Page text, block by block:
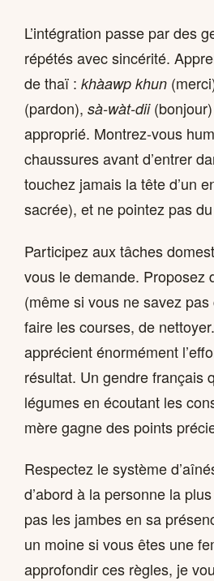
L’intégration passe par des
répétés avec sincérité.
de thaï : khàawp khun
(pardon), sà-wàt-dii
approprié. Montrez-vous
chaussures avant d’entrer
touchez jamais la tête d’un
sacrée), et ne pointez pas
Participez aux tâches
vous le demande. Proposez
(même si vous ne savez
faire les courses, de
apprécient énormément
résultat. Un gendre français
légumes en écoutant les
mère gagne des points
Respectez le système
d’abord à la personne la
pas les jambes en sa
un moine si vous êtes une
approfondir ces règles, je